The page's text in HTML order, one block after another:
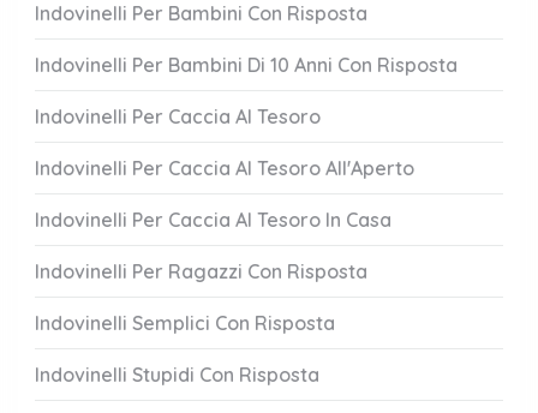
Indovinelli Per Bambini Con Risposta
Indovinelli Per Bambini Di 10 Anni Con Risposta
Indovinelli Per Caccia Al Tesoro
Indovinelli Per Caccia Al Tesoro All'Aperto
Indovinelli Per Caccia Al Tesoro In Casa
Indovinelli Per Ragazzi Con Risposta
Indovinelli Semplici Con Risposta
Indovinelli Stupidi Con Risposta